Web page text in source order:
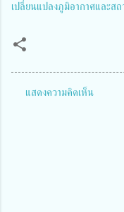
เปลี่ยนแปลงภูมิอากาศและส
แสดงความคิดเห็น